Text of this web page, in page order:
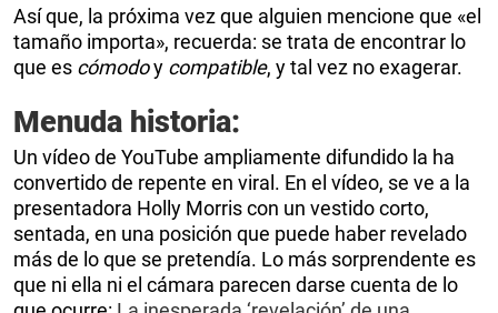
Así que, la próxima vez que alguien mencione que «el
tamaño importa», recuerda: se trata de encontrar lo
que es cómodoy compatible, y tal vez no exagerar.
Menuda historia:
Un vídeo de YouTube ampliamente difundido la ha
convertido de repente en viral. En el vídeo, se ve a la
presentadora Holly Morris con un vestido corto,
sentada, en una posición que puede haber revelado
más de lo que se pretendía. Lo más sorprendente es
que ni ella ni el cámara parecen darse cuenta de lo